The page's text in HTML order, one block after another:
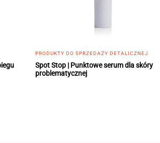
PRODUKTY DO SPRZEDAŻY DETALICZNEJ
Spot Stop | Punktowe serum dla skóry
problematycznej